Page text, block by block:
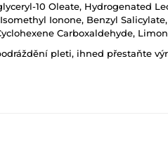
10 Oleate, Hydrogenated
Ionone, Benzyl
Carboxaldehyde,
pleti, ihned přestaňte